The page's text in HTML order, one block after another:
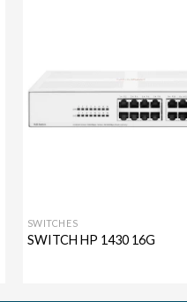
SWITCHES
SWITCH HP 1430 16G